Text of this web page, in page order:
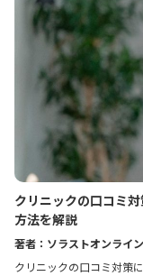
クリニックの口コミ
方法を解説
著者：ソラストオンライン
クリニックの口コミ対策